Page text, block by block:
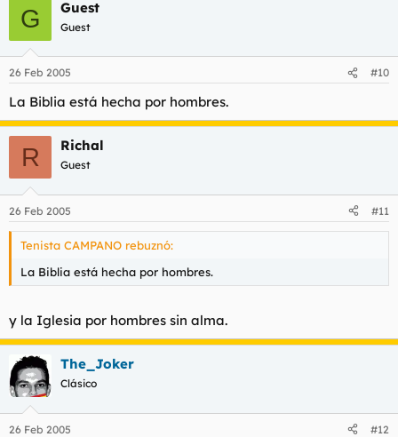
G Guest
Guest
26 Feb 2005 #10
La Biblia está hecha por hombres.
R Richal
Guest
26 Feb 2005 #11
Tenista CAMPANO rebuznó:
La Biblia está hecha por hombres.
y la Iglesia por hombres sin alma.
The_Joker
Clásico
26 Feb 2005 #12